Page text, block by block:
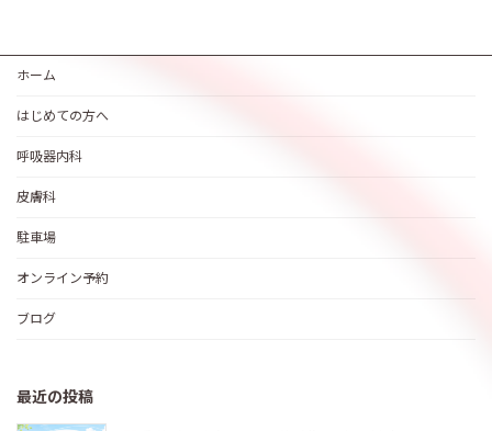
ホーム
はじめての方へ
呼吸器内科
皮膚科
駐車場
オンライン予約
ブログ
最近の投稿